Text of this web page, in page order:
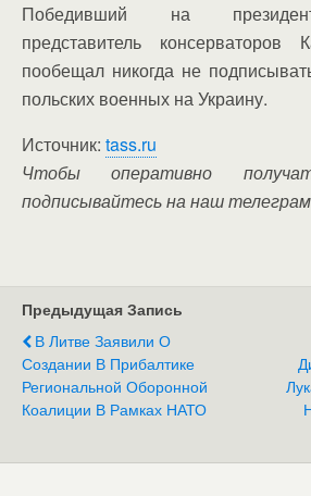
Победивший на
представитель консерваторов
пообещал никогда не
польских военных на Украину.
Источник: tass.ru
Чтобы оперативно
подписывайтесь на наш телеграм
Предыдущая Запись
В Литве Заявили О
Создании В Прибалтике
Региональной Оборонной
Коалиции В Рамках НАТО